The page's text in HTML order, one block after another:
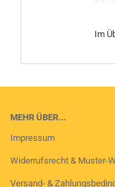
Im
MEHR ÜBER...
Impressum
Widerrufsrecht & Muster-
Versand- &